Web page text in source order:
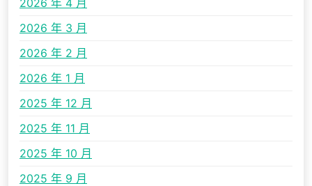
2026 年 4 月
2026 年 3 月
2026 年 2 月
2026 年 1 月
2025 年 12 月
2025 年 11 月
2025 年 10 月
2025 年 9 月